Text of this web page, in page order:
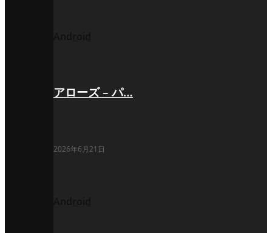
アローズ – パ…
2026年6月21日